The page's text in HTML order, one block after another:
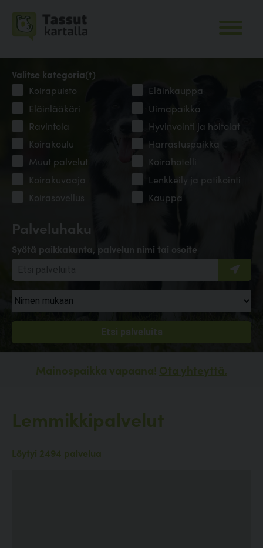
Palveluhaku
Syötä paikkakunta, palvelun nimi tai osoite
Valitse kategoria(t)
Koirapuisto
Eläinkauppa
Eläinlääkäri
Uimapaikka
Ravintola
Hyvinvointi ja hoitolat
Koirakoulu
Harrastuspaikka
Muut palvelut
Koirahotelli
Koirakuvaaja
Lenkkeily ja patikointi
Koirasovellus
Kauppa
Mainospaikka vapaana! Ota yhteyttä.
Lemmikkipalvelut
Löytyi 2494 palvelua